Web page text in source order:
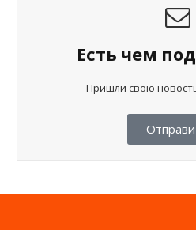
Есть чем
Пришли свою